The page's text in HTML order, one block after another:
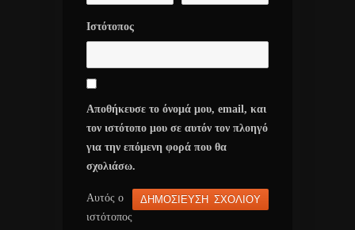
Ιστότοπος
Αποθήκευσε το όνομά μου, email, και
τον ιστότοπο μου σε αυτόν τον πλοηγό
για την επόμενη φορά που θα
σχολιάσω.
Αυτός ο
ιστότοπος